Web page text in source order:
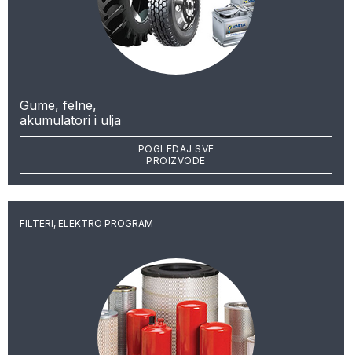
Gume, felne,
akumulatori i ulja
POGLEDAJ SVE
PROIZVODE
FILTERI, ELEKTRO PROGRAM